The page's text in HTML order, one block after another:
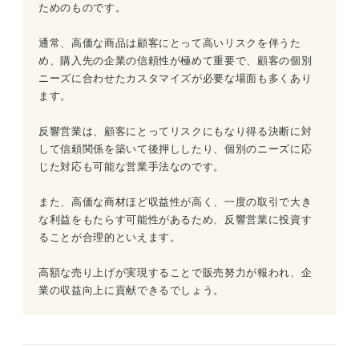
ためのものです。
通常、高価な商品は顧客にとって高いリスクを伴うた
め、購入先の企業の信頼性が極めて重要で、顧客の個別
ニーズに合わせたカスタマイズが必要な場面も多くあり
ます。
反響営業は、顧客にとってリスクにもなり得る決断に対
して信頼関係を築いて後押ししたり、個別のニーズに応
じた対応も可能な営業手法なのです。
また、高価な商材ほど収益性が高く、一度の取引で大き
な利益をもたらす可能性があるため、反響営業に投資す
ることが合理的といえます。
高額な売り上げが実現することで販売努力が報われ、企
業の収益向上に貢献できるでしょう。